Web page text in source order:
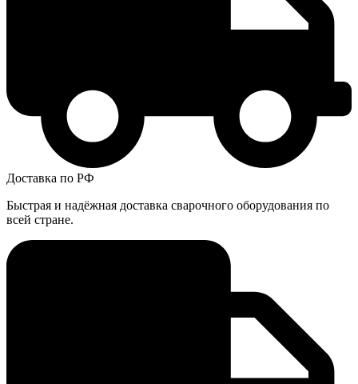
Доставка по РФ
Быстрая и надёжная доставка сварочного оборудования по
всей стране.